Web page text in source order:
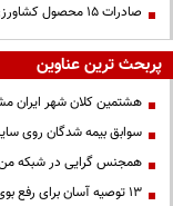
صادرات ۱۵ محصول کشاورزی آزاد شد
پربحث ترین عناوین
هشتمین کلان شهر
سوابق بیمه شدگان روی
همجنس گرایی در شبکه
13 توصیه آسان برای رفع بوی بد دهان